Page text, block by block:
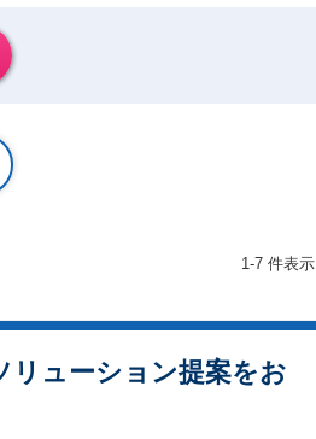
1-7 件表示
リューション提案をお